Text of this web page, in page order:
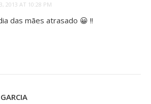
2013 AT 10:28 PM
das mães atrasado 😀 !!